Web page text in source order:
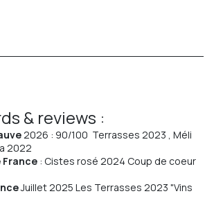
& reviews :
2026 : 90/100 Terrasses 2023 , Méli
2022
France : Cistes rosé 2024 Coup de coeur
Juillet 2025 Les Terrasses 2023 "Vins